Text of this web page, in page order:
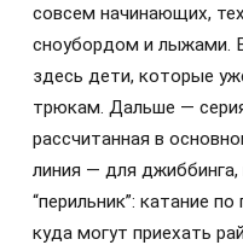
совсем начинающих,
сноубордом и лыжами.
здесь дети, которые
трюкам. Дальше —
рассчитанная в
линия — для
“перильник”: катание
куда могут приехать